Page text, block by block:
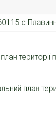
с
території
план